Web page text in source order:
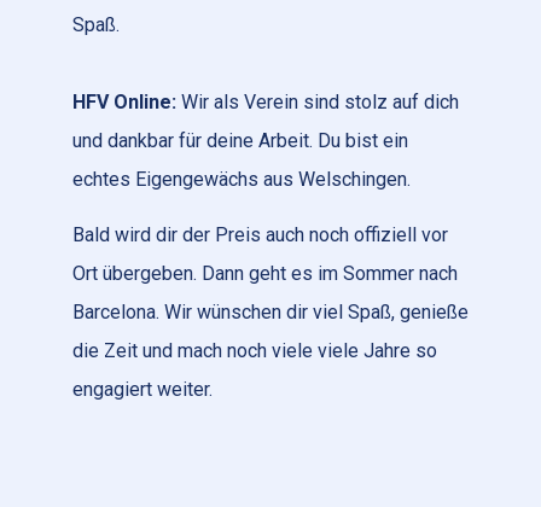
Spaß.
HFV Online: Wir als Verein sind stolz auf dich
und dankbar für deine Arbeit. Du bist ein
echtes Eigengewächs aus Welschingen.
Bald wird dir der Preis auch noch offiziell vor
Ort übergeben. Dann geht es im Sommer nach
Barcelona. Wir wünschen dir viel Spaß, genieße
die Zeit und mach noch viele viele Jahre so
engagiert weiter.